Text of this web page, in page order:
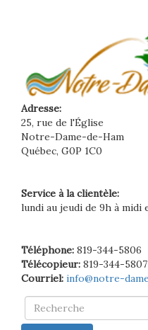
Adresse:
25, rue de l'Église
Notre-Dame-de-Ham
Québec, G0P 1C0
Service à la clientèle:
lundi au jeudi de 9h à midi
Téléphone: 819-344-5806
Télécopieur: 819-344-5807
Courriel: info@notre-